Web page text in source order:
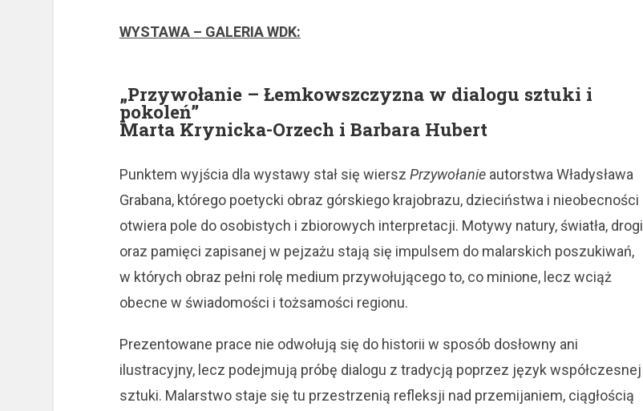
WYSTAWA – GALERIA WDK:
„Przywołanie – Łemkowszczyzna w dialogu sztuki i
pokoleń”
Marta Krynicka-Orzech i Barbara Hubert
Punktem wyjścia dla wystawy stał się wiersz Przywołanie autorstwa Władysława
Grabana, którego poetycki obraz górskiego krajobrazu, dzieciństwa i nieobecności
otwiera pole do osobistych i zbiorowych interpretacji. Motywy natury, światła, drogi
oraz pamięci zapisanej w pejzażu stają się impulsem do malarskich poszukiwań,
w których obraz pełni rolę medium przywołującego to, co minione, lecz wciąż
obecne w świadomości i tożsamości regionu.
Prezentowane prace nie odwołują się do historii w sposób dosłowny ani
ilustracyjny, lecz podejmują próbę dialogu z tradycją poprzez język współczesnej
sztuki. Malarstwo staje się tu przestrzenią refleksji nad przemijaniem, ciągłością